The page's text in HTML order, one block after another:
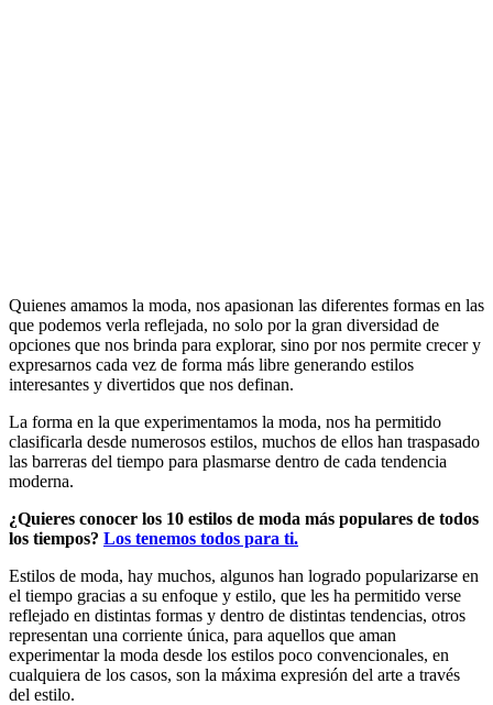
Quienes amamos la moda, nos apasionan las diferentes formas en las
que podemos verla reflejada, no solo por la gran diversidad de
opciones que nos brinda para explorar, sino por nos permite crecer y
expresarnos cada vez de forma más libre generando estilos
interesantes y divertidos que nos definan.
La forma en la que experimentamos la moda, nos ha permitido
clasificarla desde numerosos estilos, muchos de ellos han traspasado
las barreras del tiempo para plasmarse dentro de cada tendencia
moderna.
¿Quieres conocer los 10 estilos de moda más populares de todos
los tiempos? Los tenemos todos para ti.
Estilos de moda, hay muchos, algunos han logrado popularizarse en
el tiempo gracias a su enfoque y estilo, que les ha permitido verse
reflejado en distintas formas y dentro de distintas tendencias, otros
representan una corriente única, para aquellos que aman
experimentar la moda desde los estilos poco convencionales, en
cualquiera de los casos, son la máxima expresión del arte a través
del estilo.